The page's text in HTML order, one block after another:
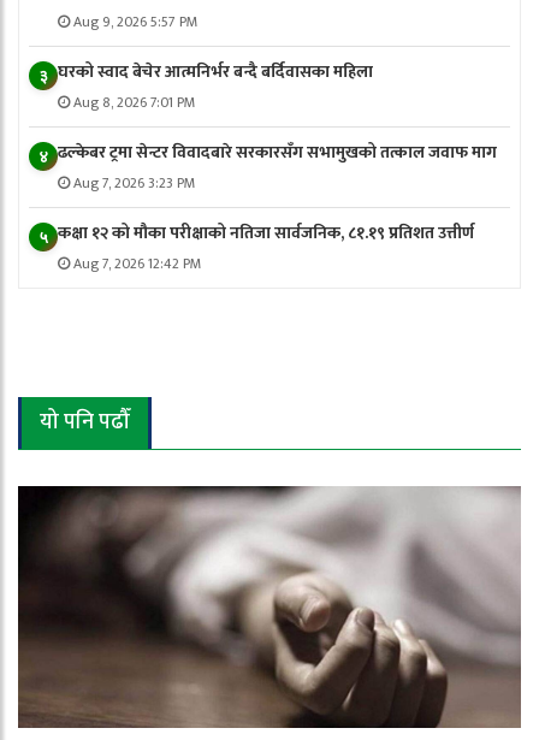
Aug 9, 2026 5:57 PM
३ घरको स्वाद बेचेर आत्मनिर्भर बन्दै बर्दिवासका महिला
Aug 8, 2026 7:01 PM
४ ढल्केबर ट्रमा सेन्टर विवादबारे सरकारसँग सभामुखको तत्काल जवाफ माग
Aug 7, 2026 3:23 PM
५ कक्षा १२ को मौका परीक्षाको नतिजा सार्वजनिक, ८१.१९ प्रतिशत उत्तीर्ण
Aug 7, 2026 12:42 PM
यो पनि पढौँ